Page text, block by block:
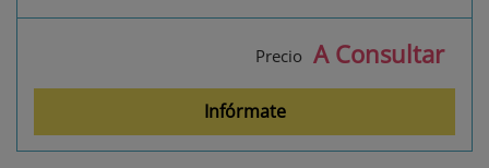
Precio A Consultar
Infórmate